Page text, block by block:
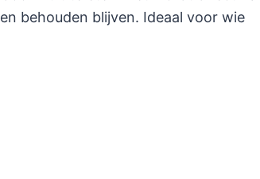
behouden blijven. Ideaal voor wie